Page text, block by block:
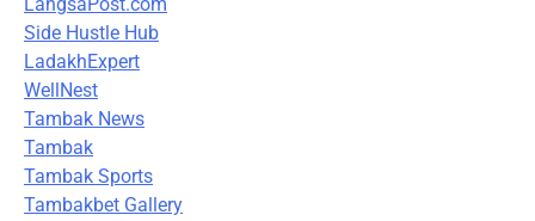
Side Hustle Hub
LadakhExpert
WellNest
Tambak News
Tambak
Tambak Sports
Tambakbet Gallery